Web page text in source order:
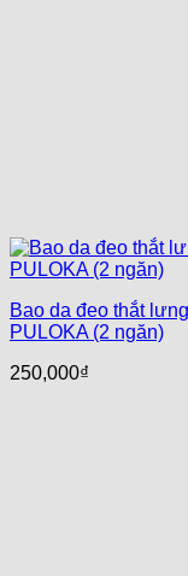
Bao da đeo thắt
PULOKA (2 ngăn)
250,000₫